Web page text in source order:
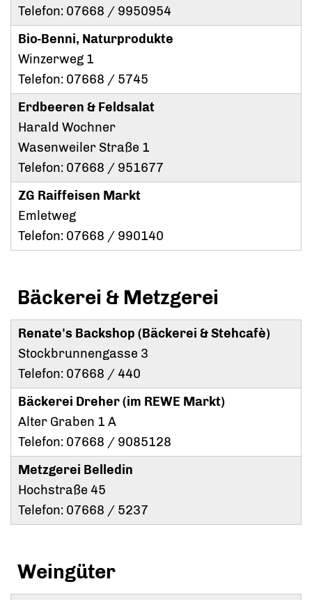
Telefon: 07668 / 9950954
Bio-Benni, Naturprodukte
Winzerweg 1
Telefon: 07668 / 5745
Erdbeeren & Feldsalat
Harald Wochner
Wasenweiler Straße 1
Telefon: 07668 / 951677
ZG Raiffeisen Markt
Emletweg
Telefon: 07668 / 990140
Bäckerei & Metzgerei
Renate's Backshop (Bäckerei & Stehcafè)
Stockbrunnengasse 3
Telefon: 07668 / 440
Bäckerei Dreher (im REWE Markt)
Alter Graben 1 A
Telefon: 07668 / 9085128
Metzgerei Belledin
Hochstraße 45
Telefon: 07668 / 5237
Weingüter